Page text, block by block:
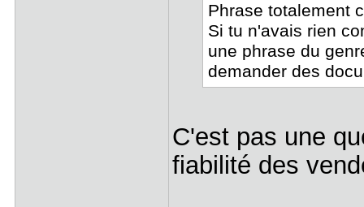
Phrase totalement
Si tu n'avais rien
une phrase du
demander des
C'est pas une
fiabilité des